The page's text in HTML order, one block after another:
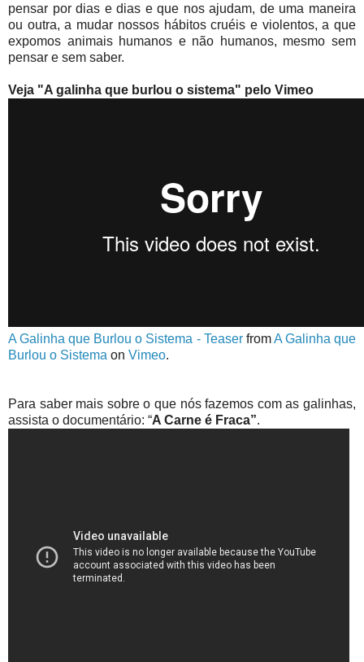
pensar por dias e dias e que nos ajudam, de uma maneira
ou outra, a mudar nossos hábitos cruéis e violentos, a que
expomos animais humanos e não humanos, mesmo sem
pensar e sem saber.
Veja "A galinha que burlou o sistema" pelo Vimeo
A Galinha que Burlou o Sistema - TeaserfromA Galinha que
Burlou o Sistema on Vimeo.
Para saber mais sobre o que nós fazemos com as galinhas,
assista o documentário: “A Carne é Fraca”.